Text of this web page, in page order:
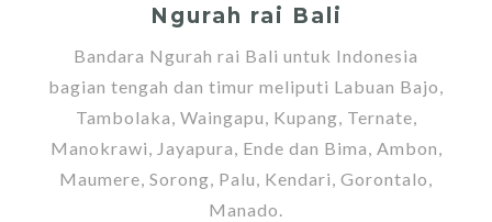
Ngurah rai Bali
Bandara Ngurah rai Bali untuk Indonesia
bagian tengah dan timur meliputi Labuan Bajo,
Tambolaka, Waingapu, Kupang, Ternate,
Manokrawi, Jayapura, Ende dan Bima, Ambon,
Maumere, Sorong, Palu, Kendari, Gorontalo,
Manado.